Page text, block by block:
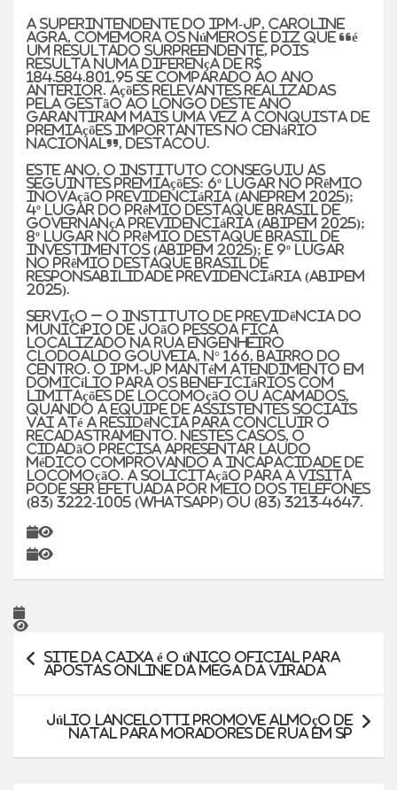
A superintendente do IPM-JP, Caroline
Agra, comemora os números e diz que “é
um resultado surpreendente, pois
resulta numa diferença de R$
184.584.801,95 se comparado ao ano
anterior. Ações relevantes realizadas
pela gestão ao longo deste ano
garantiram mais uma vez a conquista de
premiações importantes no cenário
nacional”, destacou.
Este ano, o Instituto conseguiu as
seguintes premiações: 6º lugar no Prêmio
Inovação Previdenciária (ANEPREM 2025);
4º lugar do Prêmio Destaque Brasil de
Governança Previdenciária (ABIPEM 2025);
8º lugar no Prêmio Destaque Brasil de
Investimentos (ABIPEM 2025); e 9º lugar
no Prêmio Destaque Brasil de
Responsabilidade Previdenciária (ABIPEM
2025).
Serviço – O Instituto de Previdência do
Município de João Pessoa fica
localizado na Rua Engenheiro
Clodoaldo Gouveia, n° 166, bairro do
Centro. O IPM-JP mantém atendimento em
domicílio para os beneficiários com
limitações de locomoção ou acamados,
quando a equipe de assistentes sociais
vai até a residência para concluir o
recadastramento. Nestes casos, o
cidadão precisa apresentar laudo
médico comprovando a incapacidade de
locomoção. A solicitação para a visita
pode ser efetuada por meio dos telefones
(83) 3222-1005 (WhatsApp) ou (83) 3213-4647.
Navegação
Post
Site da Caixa é o único oficial para
apostas online da Mega da Virada
Júlio Lancelotti promove almoço de
natal para moradores de rua em SP